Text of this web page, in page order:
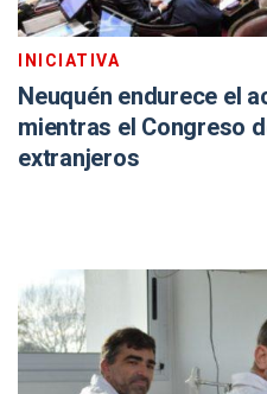
INICIATIVA
Neuquén endurece el
mientras el Congreso
extranjeros